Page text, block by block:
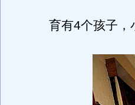
育有4个孩子，